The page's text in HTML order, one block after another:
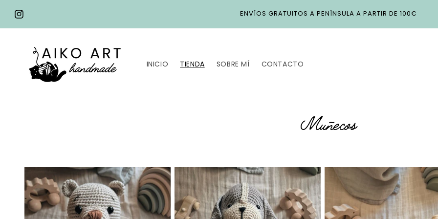
directamente
al contenido
Instagram
ENVÍOS GRATUITOS A PENÍNSULA A PARTIR DE 100€
INICIO TIENDA SOBRE MÍ CONTACTO
C
l
e
Muñecos